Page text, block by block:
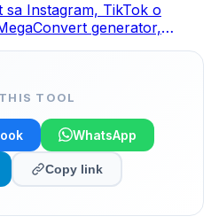
sa Instagram, TikTok o
generator,
TOOL
WhatsApp
Copy link